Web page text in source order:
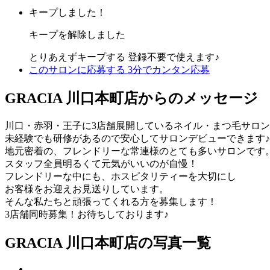
キープしました！
キープを解除しました
とりあえずキープする 登録不要で使えます♪
このサロンに応募する 3分でカンタン応募
GRACIA 川口本町店からのメッセージ
川口・赤羽・王子に3店舗展開しているネイル・まつ毛サロン
未経験でも研修があるので安心してサロンデビューできます♪
地元密着の、フレンドリーな常連様のとても多いサロンです。
スタッフ全員明るくて元気がいいのが自慢！
フレンドリーな中にも、ホスピタリティーを大切にし
お客様をお迎えお見送りしています。
そんな私たちと頑張ってくれる方を募集します！
3店舗同時募集！お待ちしております♪
GRACIA 川口本町店の写真一覧